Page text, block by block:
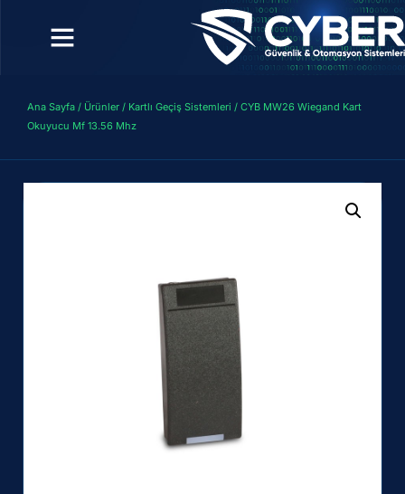
Ana Sayfa / Ürünler / Kartlı Geçiş Sistemleri / CYB MW26 Wiegand Kart
Okuyucu Mf 13.56 Mhz